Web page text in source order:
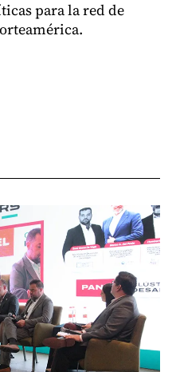
para la red de